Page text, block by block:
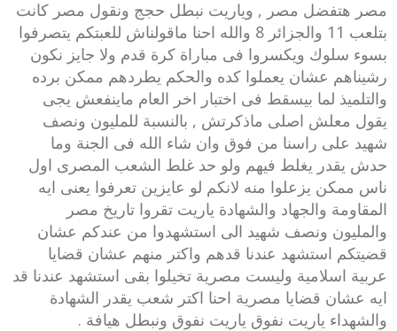
مصر هتفضل مصر , وياريت نبطل حجج ونقول مصر كانت
بتلعب 11 والجزائر 8 والله احنا ماقولناش للعبتكم يتصرفوا
بسوء سلوك ويكسروا فى مباراة كرة قدم ولا جايز نكون
رشيناهم عشان يعملوا كده والحكم يطردهم ممكن برده
والتلميذ لما بيسقط فى اختبار اخر العام ماينفعش يجى
يقول معلش اصلى ماذكرتش , بالنسبة للمليون ونصف
شهيد على راسنا من فوق وان شاء الله فى الجنة وما
حدش يقدر يغلط فيهم ولو حد غلط الشعب المصرى اول
ناس ممكن يزعلوا منه لانكم لو عايزين تعرفوا يعنى ايه
المقاومة والجهاد والشهادة ياريت تقروا تاريخ مصر
والمليون ونصف شهيد الى استشهدوا من عندكم عشان
قضيتكم استشهد عندنا قدهم واكتر منهم عشان قضايا
عربية اسلامية وليست مصرية تخيلوا بقى استشهد عندنا قد
ايه عشان قضايا مصرية احنا اكتر شعب يقدر الشهادة
والشهداء ياريت نفوق ياريت نفوق ونبطل هيافة .